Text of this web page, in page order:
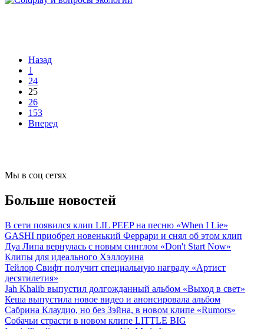
Назад
1
24
25
26
153
Вперед
Мы в соц сетях
Больше новостей
В сети появился клип LIL PEEP на песню «When I Lie»
GASHI приобрел новенький Феррари и снял об этом клип
Дуа Липа вернулась с новым синглом «Don't Start Now»
Клипы для идеального Хэллоуина
Тейлор Свифт получит специальную награду «Артист
десятилетия»
Jah Khalib выпустил долгожданный альбом «Выход в свет»
Кеша выпустила новое видео и анонсировала альбом
Сабрина Клаудио, но без Зэйна, в новом клипе «Rumors»
Собачьи страсти в новом клипе LITTLE BIG